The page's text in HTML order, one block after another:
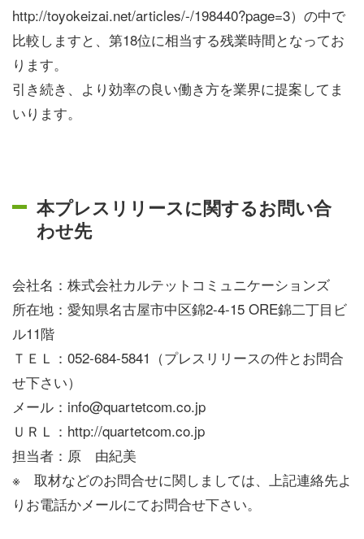
http://toyokeizai.net/articles/-/198440?page=3）の中で
比較しますと、第18位に相当する残業時間となってお
ります。
引き続き、より効率の良い働き方を業界に提案してま
いります。
本プレスリリースに関するお問い合
わせ先
会社名：株式会社カルテットコミュニケーションズ
所在地：愛知県名古屋市中区錦2-4-15 ORE錦二丁目ビ
ル11階
ＴＥＬ：052-684-5841（プレスリリースの件とお問合
せ下さい）
メール：info@quartetcom.co.jp
ＵＲＬ：http://quartetcom.co.jp
担当者：原 由紀美
※ 取材などのお問合せに関しましては、上記連絡先よ
りお電話かメールにてお問合せ下さい。